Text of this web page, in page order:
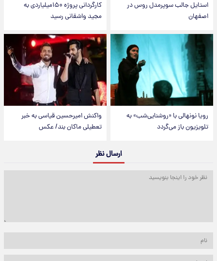
استایل جالب سوپرمدل روس در
اصفهان
کارگردانی پروژه ۱۵۰میلیاردی به
مجید واشقانی رسید
رویا نونهالی با «روشنایی‌شب» به
تلویزیون باز می‌گردد
واکنش امیرحسین قیاسی به خبر
تعطیلی ماکان بند/ عکس
ارسال نظر